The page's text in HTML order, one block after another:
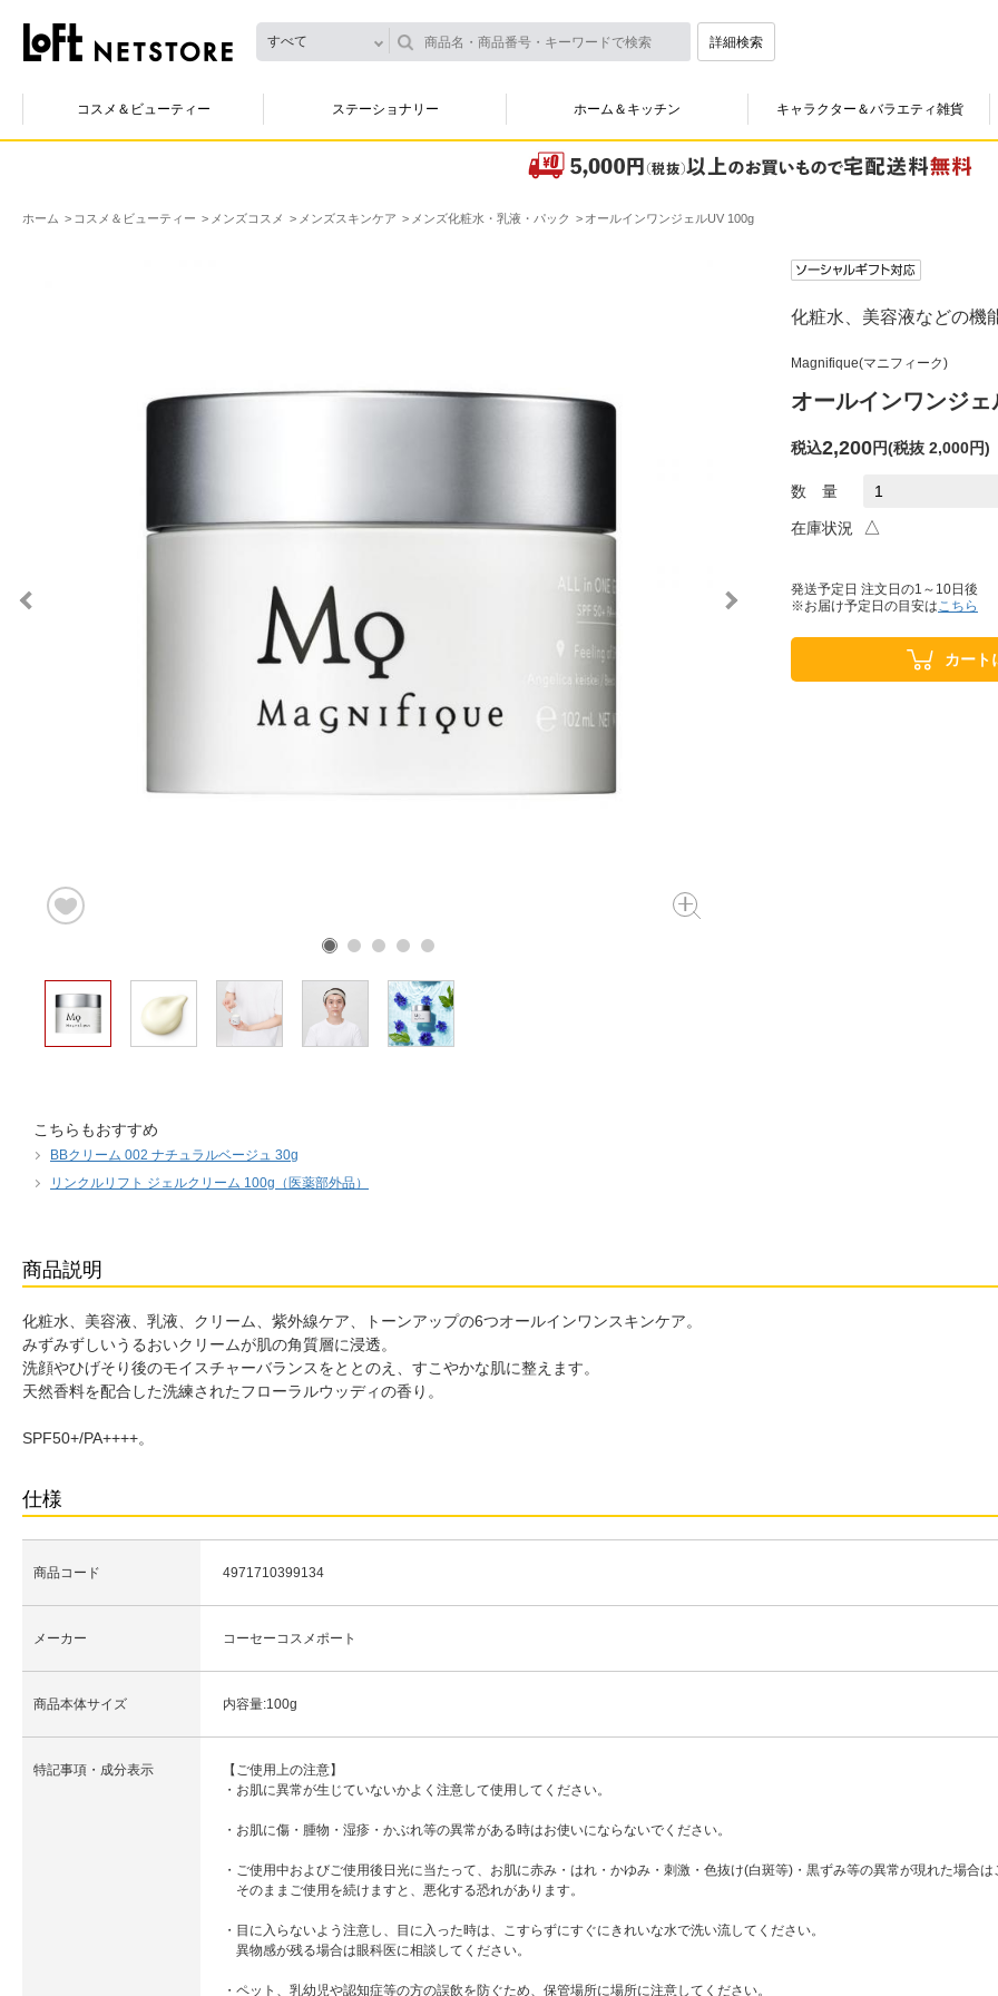
すべて 詳細検索
コスメ＆ビューティー ステーショナリー ホーム＆キッチン キャラクター＆バラエティ雑貨
ホーム コスメ＆ビューティー メンズコスメ メンズスキンケア メンズ化粧水・乳液・パック オールインワンジェルUV 100g
化粧水、美容液などの機
Magnifique(マニフィーク)
オールインワンジェ
税込2,200円(税抜 2,000円)
数 量
在庫状況 △
発送予定日 注文日の1～10日後
※お届け予定日の目安はこちら
カート
こちらもおすすめ
BBクリーム 002 ナチュラルベージュ 30g
リンクルリフト ジェルクリーム 100g（医薬部外品）
商品説明
化粧水、美容液、乳液、クリーム、紫外線ケア、トーンアップの6つオールインワンスキンケア。
みずみずしいうるおいクリームが肌の角質層に浸透。
洗顔やひげそり後のモイスチャーバランスをととのえ、すこやかな肌に整えます。
天然香料を配合した洗練されたフローラルウッディの香り。
SPF50+/PA++++。
仕様
商品コード 4971710399134
メーカー コーセーコスメポート
商品本体サイズ 内容量:100g
特記事項・成分表示
【ご使用上の注意】
・お肌に異常が生じていないかよく注意して使用してください。
・お肌に傷・腫物・湿疹・かぶれ等の異常がある時はお使いにならないでください。
・ご使用中およびご使用後日光に当たって、お肌に赤み・はれ・かゆみ・刺激・色抜け(白斑等)・黒ずみ等の異常が現れた場合
そのままご使用を続けますと、悪化する恐れがあります。
・目に入らないよう注意し、目に入った時は、こすらずにすぐにきれいな水で洗い流してください。
異物感が残る場合は眼科医に相談してください。
・ペット、乳幼児や認知症等の方の誤飲を防ぐため、保管場所に場所に注意してください。